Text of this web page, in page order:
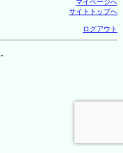
マイページへ
サイトトップへ
ログアウト